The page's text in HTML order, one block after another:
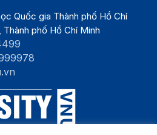
Quốc gia Thành phố Hồ Chí
phố Hồ Chí Minh